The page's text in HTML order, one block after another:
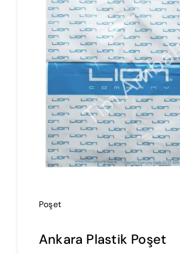
İletişim
Poşet
Ankara Plastik Poşet